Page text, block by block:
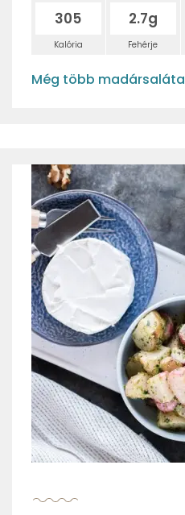
305
Kalória
2.7g
Fehérje
Még több madársaláta